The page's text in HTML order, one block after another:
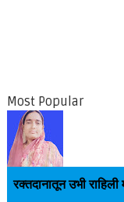
Most Popular
रक्तदानातून उभी